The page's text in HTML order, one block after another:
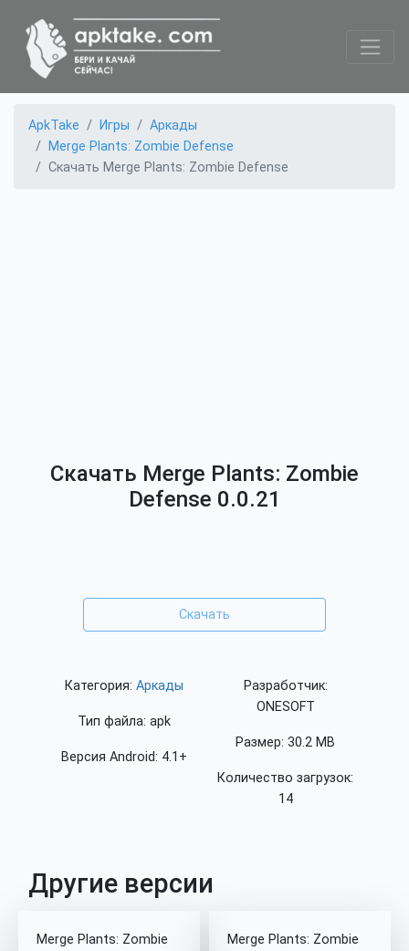
ApkTake Игры
Аркады
Merge Plants: Zombie Defense
Скачать Merge Plants: Zombie Defense
Скачать Merge Plants: Zombie
Defense 0.0.21
Скачать
Категория: Аркады
Тип файла: apk
Версия Android: 4.1+
Разработчик:
ONESOFT
Размер: 30.2 MB
Количество загрузок:
14
Другие версии
Merge Plants: Zombie
Merge Plants: Zombie